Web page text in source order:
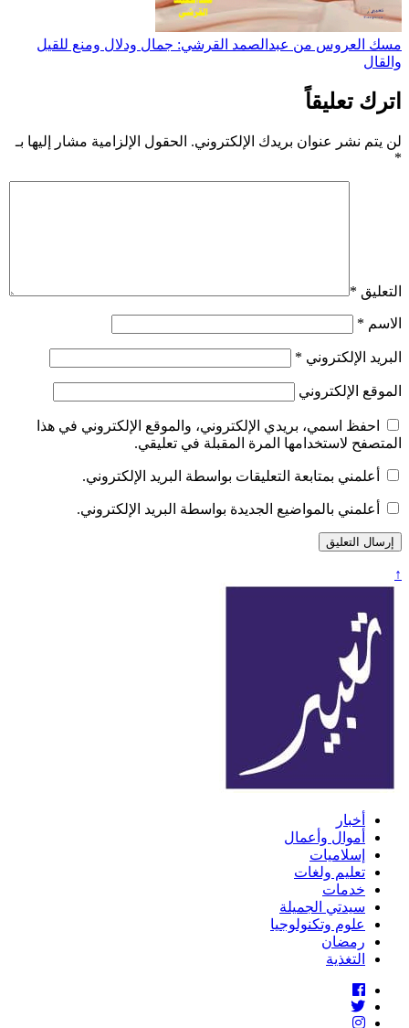
مسك العروس من عبدالصمد القرشي: جمال ودلال ومنع للقيل
والقال
اترك تعليقاً
لن يتم نشر عنوان بريدك الإلكتروني. الحقول الإلزامية مشار إليها بـ
*
التعليق *
الاسم *
البريد الإلكتروني *
الموقع الإلكتروني
احفظ اسمي، بريدي الإلكتروني، والموقع الإلكتروني في هذا
المتصفح لاستخدامها المرة المقبلة في تعليقي.
أعلمني بمتابعة التعليقات بواسطة البريد الإلكتروني.
أعلمني بالمواضيع الجديدة بواسطة البريد الإلكتروني.
↑
أخبار
أموال وأعمال
إسلاميات
تعليم ولغات
خدمات
سيدتي الجميلة
علوم وتكنولوجيا
رمضان
التغذية